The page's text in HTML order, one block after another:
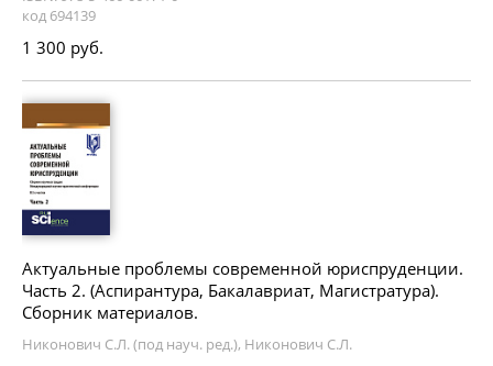
код 694139
1 300 руб.
Актуальные проблемы современной юриспруденции.
Часть 2. (Аспирантура, Бакалавриат, Магистратура).
Сборник материалов.
Никонович С.Л. (под науч. ред.), Никонович С.Л.